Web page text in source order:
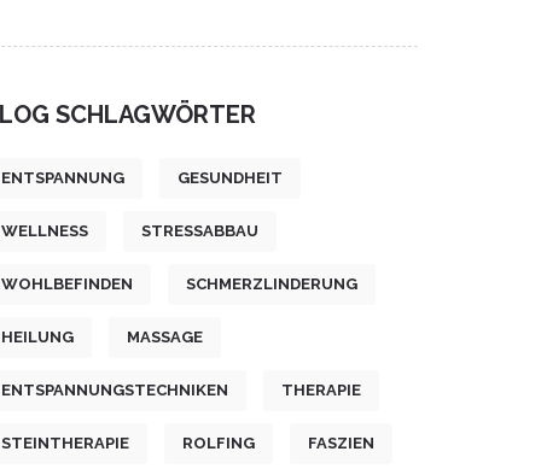
SCHLAGWÖRTER
ENTSPANNUNG GESUNDHEIT
WELLNESS STRESSABBAU
WOHLBEFINDEN SCHMERZLINDERUNG
HEILUNG MASSAGE
ENTSPANNUNGSTECHNIKEN THERAPIE
STEINTHERAPIE ROLFING FASZIEN